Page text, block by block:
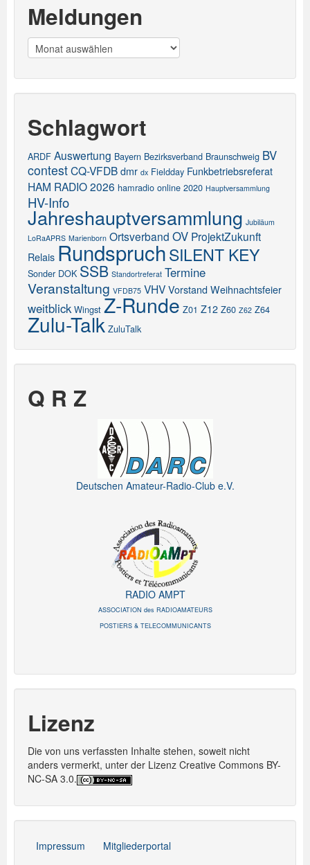
Meldungen
Meldungen
Schlagwort
ARDF Auswertung Bayern Bezirksverband Braunschweig BV
contestCQ-VFDB dmr dx Fieldday Funkbetriebsreferat
HAM RADIO 2026 hamradio online 2020 Hauptversammlung
HV-Info
Jahreshauptversammlung Jubiläum
LoRaAPRS Marienborn Ortsverband OV ProjektZukunft
Relais RundspruchSILENT KEY
Sonder DOK SSB Standortreferat Termine
Veranstaltung VFDB75 VHV Vorstand Weihnachtsfeier
weitblick Wingst Z-Runde Z01 Z12 Z60 Z62 Z64
Zulu-Talk ZuluTalk
Q R Z
Deutschen Amateur-Radio-Club e.V.
RADIO AMPT
ASSOCIATION des RADIOAMATEURS
POSTIERS & TELECOMMUNICANTS
Lizenz
Die von uns verfassten Inhalte stehen, soweit nicht
anders vermerkt, unter der Lizenz Creative Commons BY-
NC-SA 3.0.
Impressum
Mitgliederportal